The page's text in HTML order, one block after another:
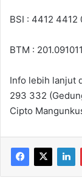
BSI : 4412 4412
BTM :
Info lebih lanjut
293 332
Cipto